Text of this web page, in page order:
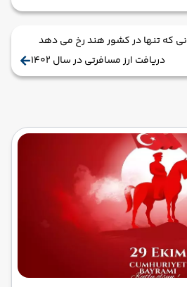
دریافت ارز مسافرتی در سال 1402